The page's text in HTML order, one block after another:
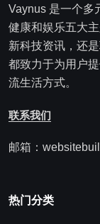
Vaynus 是一个多
健康和娱乐五大
新科技资讯，还
都致力于为用户
流生活方式。
联系我们
邮箱：
热门分类